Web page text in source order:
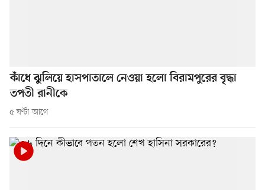
কাঁধে ঝুলিয়ে হাসপাতালে নেওয়া হলো বিরামপুরের বৃদ্ধা
তপতী রানীকে
৫ ঘণ্টা আগে